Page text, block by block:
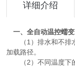
详细介绍
一、全自动温控蠕
（1）排水和不排水
加载路径。
（2）不同温度下的